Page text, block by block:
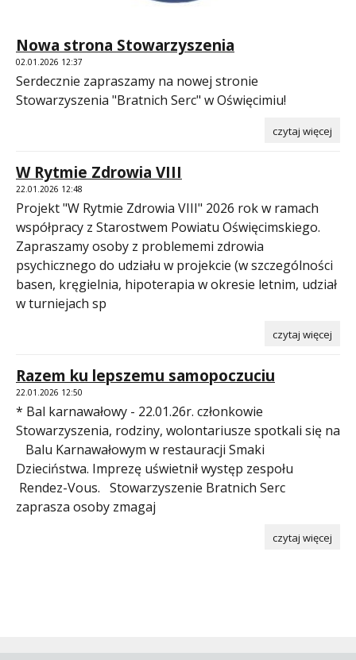
Nowa strona Stowarzyszenia
02.01.2026 12:37
Serdecznie zapraszamy na nowej stronie
Stowarzyszenia "Bratnich Serc" w Oświęcimiu!
czytaj więcej
W Rytmie Zdrowia VIII
22.01.2026 12:48
Projekt "W Rytmie Zdrowia VIII" 2026 rok w ramach
współpracy z Starostwem Powiatu Oświęcimskiego.
Zapraszamy osoby z problememi zdrowia
psychicznego do udziału w projekcie (w szczególności
basen, kręgielnia, hipoterapia w okresie letnim, udział
w turniejach sp
czytaj więcej
Razem ku lepszemu samopoczuciu
22.01.2026 12:50
* Bal karnawałowy - 22.01.26r. członkowie
Stowarzyszenia, rodziny, wolontariusze spotkali się na
Balu Karnawałowym w restauracji Smaki
Dzieciństwa. Imprezę uświetnił występ zespołu
Rendez-Vous. Stowarzyszenie Bratnich Serc
zaprasza osoby zmagaj
czytaj więcej